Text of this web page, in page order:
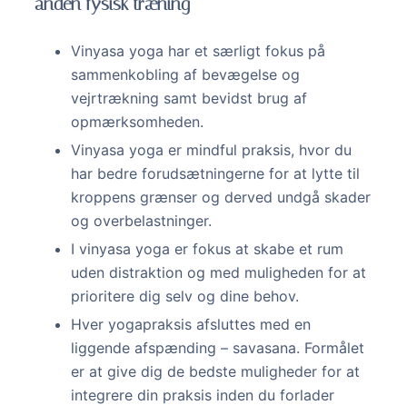
Vinyasa yoga har et særligt fokus på
sammenkobling af bevægelse og
vejrtrækning samt bevidst brug af
opmærksomheden.
Vinyasa yoga er mindful praksis, hvor du
har bedre forudsætningerne for at lytte til
kroppens grænser og derved undgå skader
og overbelastninger.
I vinyasa yoga er fokus at skabe et rum
uden distraktion og med muligheden for at
prioritere dig selv og dine behov.
Hver yogapraksis afsluttes med en
liggende afspænding – savasana. Formålet
er at give dig de bedste muligheder for at
integrere din praksis inden du forlader